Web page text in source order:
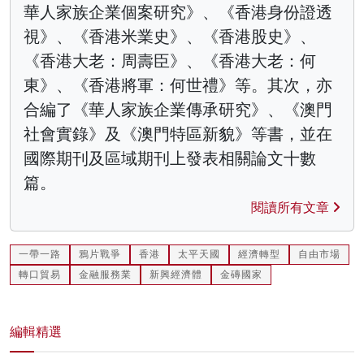
華人家族企業個案研究》、《香港身份證透
視》、《香港米業史》、《香港股史》、
《香港大老：周壽臣》、《香港大老：何
東》、《香港將軍：何世禮》等。其次，亦
合編了《華人家族企業傳承研究》、《澳門
社會實錄》及《澳門特區新貌》等書，並在
國際期刊及區域期刊上發表相關論文十數
篇。
閱讀所有文章
一帶一路 鴉片戰爭 香港 太平天國 經濟轉型
自由市場
轉口貿易
金融服務業 新興經濟體 金磚國家
編輯精選